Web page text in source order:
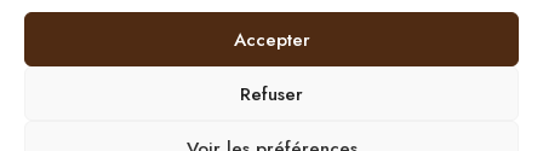
Accepter
Refuser
| © 2024BurdiWeb